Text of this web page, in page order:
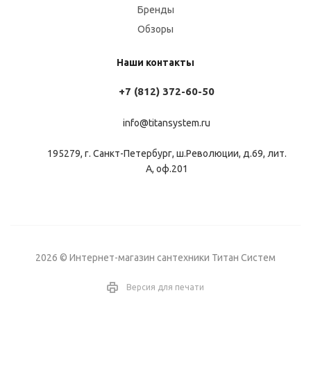
Бренды
Обзоры
Наши контакты
+7 (812) 372-60-50
info@titansystem.ru
195279, г. Санкт-Петербург, ш.Революции, д.69, лит.
А, оф.201
2026 © Интернет-магазин сантехники Титан Систем
Версия для печати